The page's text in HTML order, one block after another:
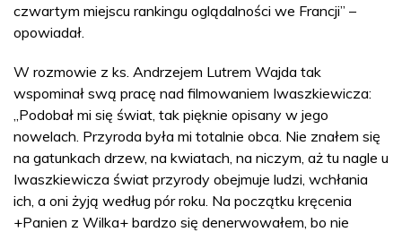
czwartym miejscu rankingu oglądalności we Francji” –
opowiadał.
W rozmowie z ks. Andrzejem Lutrem Wajda tak
wspominał swą pracę nad filmowaniem Iwaszkiewicza:
„Podobał mi się świat, tak pięknie opisany w jego
nowelach. Przyroda była mi totalnie obca. Nie znałem się
na gatunkach drzew, na kwiatach, na niczym, aż tu nagle u
Iwaszkiewicza świat przyrody obejmuje ludzi, wchłania
ich, a oni żyją według pór roku. Na początku kręcenia
+Panien z Wilka+ bardzo się denerwowałem, bo nie